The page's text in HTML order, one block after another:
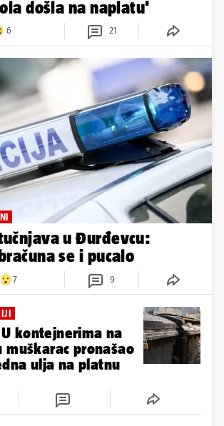
došla na naplatu'
6 21
u Đurđevcu:
se i pucalo
7 9
kontejnerima na
pronašao
ulja na platnu